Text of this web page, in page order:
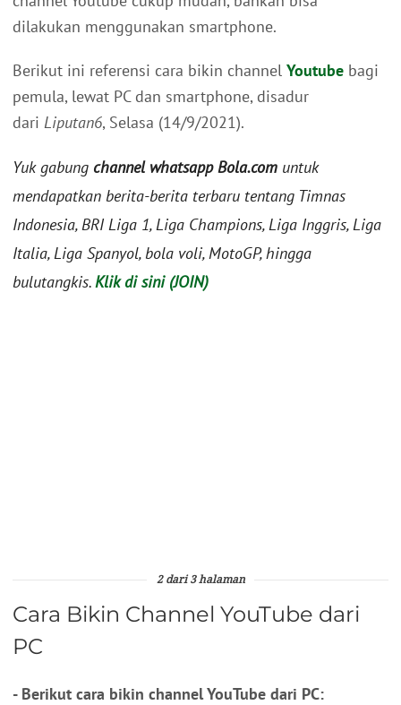
dilakukan menggunakan smartphone.
Berikut ini referensi cara bikin channel Youtube bagi
pemula, lewat PC dan smartphone, disadur
dari Liputan6, Selasa (14/9/2021).
Yuk gabung channel whatsapp Bola.com untuk
mendapatkan berita-berita terbaru tentang Timnas
Indonesia, BRI Liga 1, Liga Champions, Liga Inggris, Liga
Italia, Liga Spanyol, bola voli, MotoGP, hingga
bulutangkis.Klik di sini (JOIN)
2 dari 3 halaman
Cara Bikin Channel YouTube dari
PC
- Berikut cara bikin channel YouTube dari PC: